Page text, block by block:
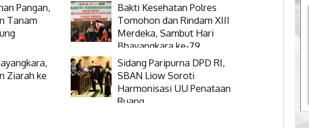
Pangan,
Tanam
Bakti Kesehatan Polres
Tomohon dan Rindam XIII
Merdeka, Sambut Hari
Bhayangkara ke-79
Ziarah ke
Sidang Paripurna DPD RI,
SBAN Liow Soroti
Harmonisasi UU Penataan
Ruang